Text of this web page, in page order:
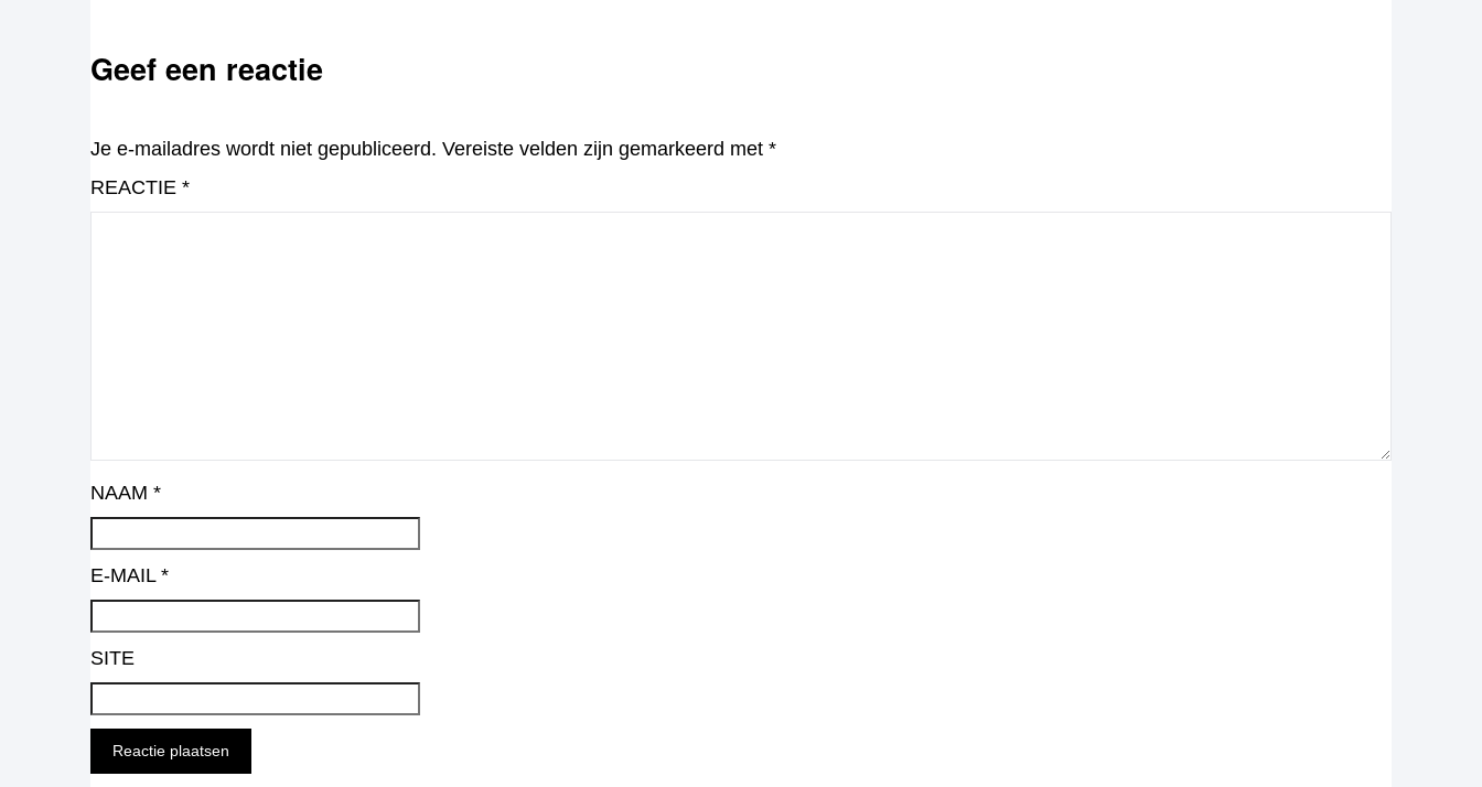
Geef een reactie
Je e-mailadres wordt niet gepubliceerd. Vereiste velden zijn gemarkeerd met *
REACTIE *
NAAM *
E-MAIL *
SITE